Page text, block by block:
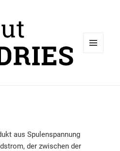
aus Spulenspannung
der zwischen der